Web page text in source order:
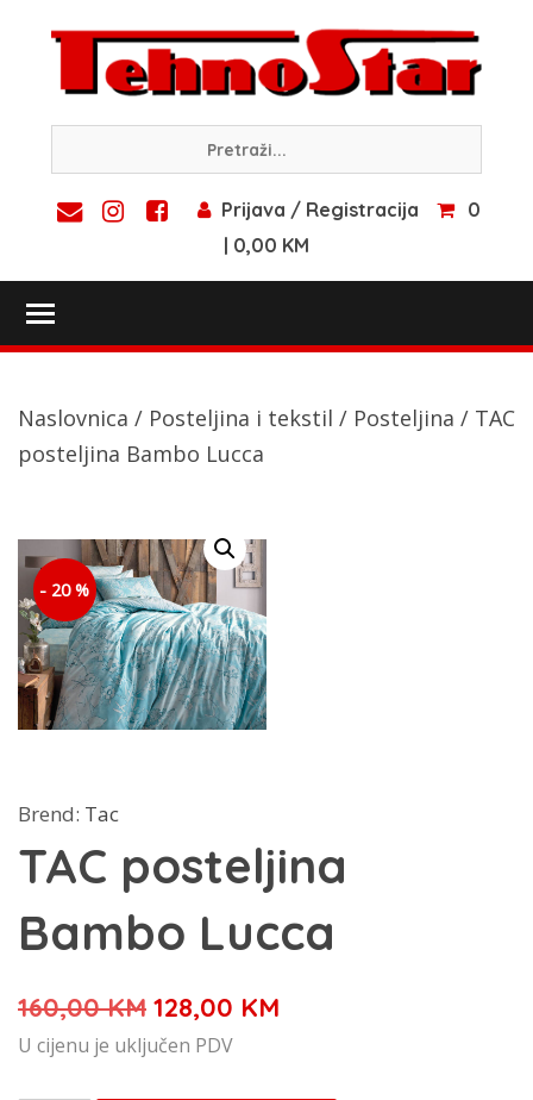
content
Prijava / Registracija
0
| 0,00 KM
Naslovnica / Posteljina i tekstil / Posteljina / TAC
posteljina Bambo Lucca
- 20 %
Brend: Tac
TAC posteljina
Bambo Lucca
160,00KM Izvorna
cijena
128,00 KM
U cijenu je uključen PDV